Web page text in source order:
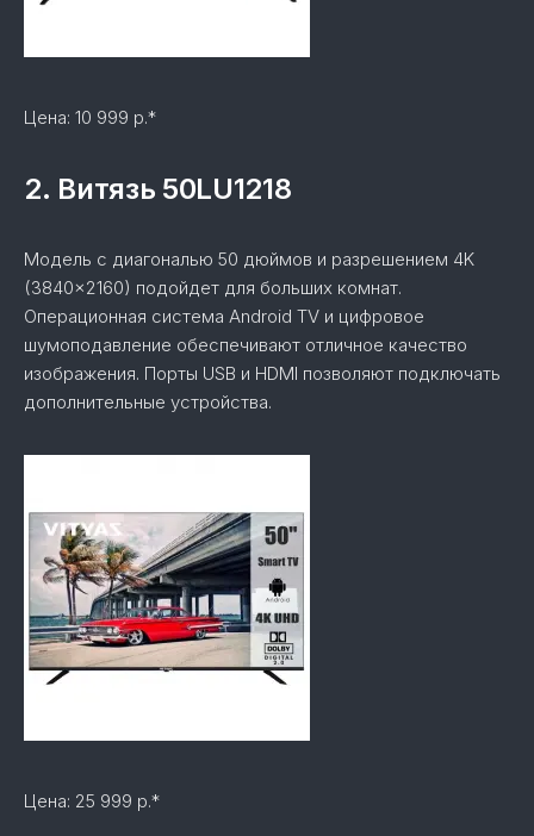
Цена: 10 999 р.*
2. Витязь 50LU1218
Модель с диагональю 50 дюймов и разрешением 4K
(3840×2160) подойдет для больших комнат.
Операционная система Android TV и цифровое
шумоподавление обеспечивают отличное качество
изображения. Порты USB и HDMI позволяют подключать
дополнительные устройства.
Цена: 25 999 р.*